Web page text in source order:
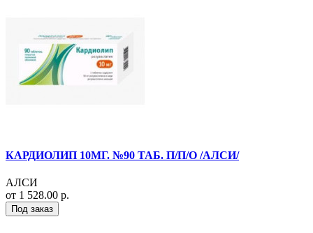
КАРДИОЛИП 10МГ. №90 ТАБ. П/П/О /АЛСИ/
АЛСИ
от 1 528.00 р.
Под заказ